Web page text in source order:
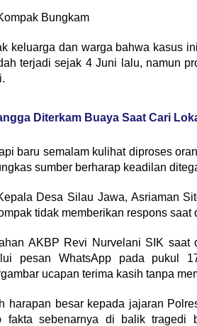
Bungkam
keluarga dan warga bahwa kasus
terjadi sejak 4 Juni lalu, namun
Diterkam Buaya Saat Cari
baru semalam kulihat diproses
sumber berharap keadilan
Desa Silau Jawa, Asriaman
tidak memberikan respons
AKBP Revi Nurvelani SIK saat
pesan WhatsApp pada pukul
ucapan terima kasih tanpa
harapan besar kepada jajaran
fakta sebenarnya di balik tragedi